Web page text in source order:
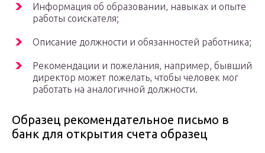
Информация об образовании, навыках и опыте
работы соискателя;
Описание должности и обязанностей работника;
Рекомендации и пожелания, например, бывший
директор может пожелать, чтобы человек мог
работать на аналогичной должности.
Образец рекомендательное письмо в
банк для открытия счета образец